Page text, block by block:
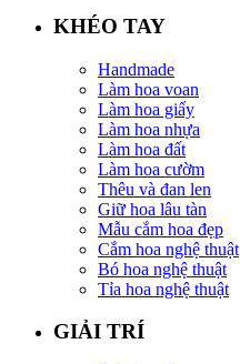
KHÉO TAY
Handmade
Làm hoa voan
Làm hoa giấy
Làm hoa nhựa
Làm hoa đất
Làm hoa cườm
Thêu và đan len
Giữ hoa lâu tàn
Mẫu cắm hoa đẹp
Cắm hoa nghệ thuật
Bó hoa nghệ thuật
Tỉa hoa nghệ thuật
GIẢI TRÍ